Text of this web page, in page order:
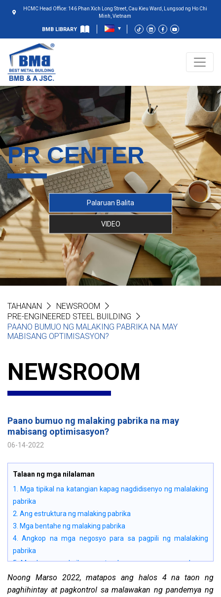
HCMC Head Office: 146 Phan Xich Long Street, Cau Kieu Ward, Lungsod ng Ho Chi
Minh, Vietnam
BMB LIBRARY
PR CENTER
Palaruan Balita
VIDEO
TAHANAN
NEWSROOM
PRE-ENGINEERED STEEL BUILDING
PAANO BUMUO NG MALAKING PABRIKA NA MAY
MABISANG OPTIMISASYON?
NEWSROOM
Paano bumuo ng malaking pabrika na may
mabisang optimisasyon?
06-14-2022
Talaan ng mga nilalaman
1. Mga tipikal na katangian kapag nagdidisenyo ng malalaking
pabrika
2. Ang estruktura ng malaking pabrika
3. Mga bentahe ng malaking pabrika
4. Angkop na mga negosyo para sa pagpili ng malalaking
pabrika
5. Mga bagay na kailangang tandaan ng mga negosyo kapag
pumipili na magtayo ng malaking pabrika
6. Mga halimbawa ng malaking pabrika
Noong Marso 2022, matapos ang halos 4 na taon ng
paghihintay at pagkontrol sa malawakan ng pandemya ng